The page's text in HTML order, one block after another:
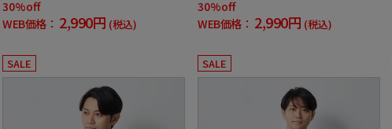
30%off
WEB価格： 2,990円 (税込)
30%off
WEB価格： 2,990円 (税込)
SALE SALE